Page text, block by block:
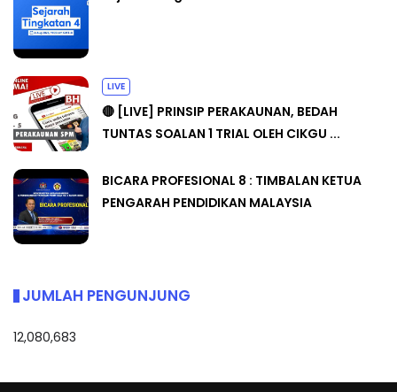
LIVE
🔴 [LIVE] PRINSIP PERAKAUNAN, BEDAH
TUNTAS SOALAN 1 TRIAL OLEH CIKGU ...
BICARA PROFESIONAL 8 : TIMBALAN KETUA
PENGARAH PENDIDIKAN MALAYSIA
JUMLAH PENGUNJUNG
12,080,683